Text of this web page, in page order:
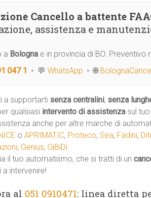
Cancello a battente
assistenza e
a Bologna e in provincia di BO.
047 1 • 💬 WhatsApp • 🌐
a supportarti senza centralini, senza
qualsiasi intervento di assistenza sul tuo
anche per altre marche di
o APRIMATIC, Proteco, Sea, Fadini,
, Genius, GiBiDi.
il tuo automatismo, che si tratti di un
intervenire!
al 051 0910471: linea diretta